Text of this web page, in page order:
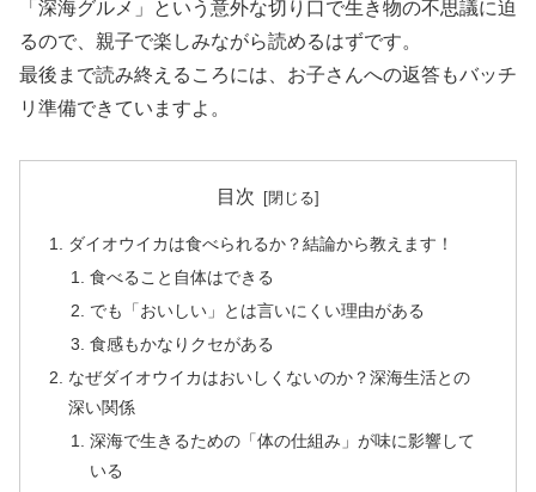
「深海グルメ」という意外な切り口で生き物の不思議に迫
るので、親子で楽しみながら読めるはずです。
最後まで読み終えるころには、お子さんへの返答もバッチ
リ準備できていますよ。
目次
ダイオウイカは食べられるか？結論から教えます！
食べること自体はできる
でも「おいしい」とは言いにくい理由がある
食感もかなりクセがある
なぜダイオウイカはおいしくないのか？深海生活との
深い関係
深海で生きるための「体の仕組み」が味に影響して
いる